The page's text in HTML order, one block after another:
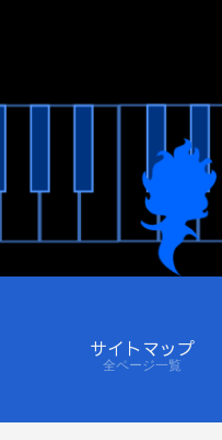
サイトマップ
全ページ一覧